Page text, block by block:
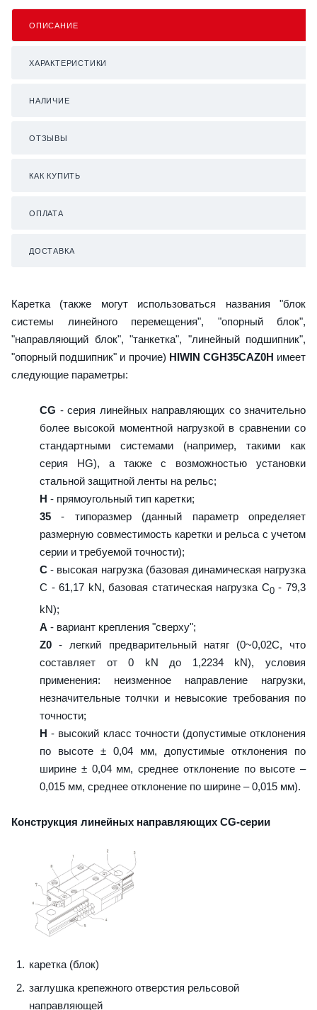
ОПИСАНИЕ
ХАРАКТЕРИСТИКИ
НАЛИЧИЕ
ОТЗЫВЫ
КАК КУПИТЬ
ОПЛАТА
ДОСТАВКА
Каретка (также могут использоваться названия "блок
системы линейного перемещения", "опорный блок",
"направляющий блок", "танкетка", "линейный подшипник",
"опорный подшипник" и прочие) HIWIN CGH35CAZ0H имеет
следующие параметры:
CG - серия линейных направляющих со значительно
более высокой моментной нагрузкой в сравнении со
стандартными системами (например, такими как
серия HG), а также с возможностью установки
стальной защитной ленты на рельс;
H - прямоугольный тип каретки;
35 - типоразмер (данный параметр определяет
размерную совместимость каретки и рельса с учетом
серии и требуемой точности);
C - высокая нагрузка (базовая динамическая нагрузка
C - 61,17 kN, базовая статическая нагрузка С0- 79,3
kN);
A - вариант крепления "сверху";
Z0 - легкий предварительный натяг (0~0,02C, что
составляет от 0 kN до 1,2234 kN), условия
применения: неизменное направление нагрузки,
незначительные толчки и невысокие требования по
точности;
H - высокий класс точности (допустимые отклонения
по высоте ± 0,04 мм, допустимые отклонения по
ширине ± 0,04 мм, среднее отклонение по высоте –
0,015 мм, среднее отклонение по ширине – 0,015 мм).
Конструкция линейных направляющих CG-серии
каретка (блок)
заглушка крепежного отверстия рельсовой
направляющей